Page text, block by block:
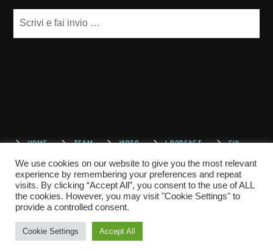
HOME TEAM VIDEO I PODCAST
CHI
We use cookies on our website to give you the most relevant
experience by remembering your preferences and repeat
visits. By clicking “Accept All”, you consent to the use of ALL
the cookies. However, you may visit "Cookie Settings" to
provide a controlled consent.
Cookie Settings Accept All